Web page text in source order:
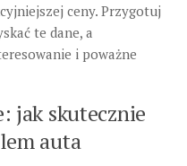
ceny. Przygotuj
te dane, a
i poważne
jak skutecznie
auta